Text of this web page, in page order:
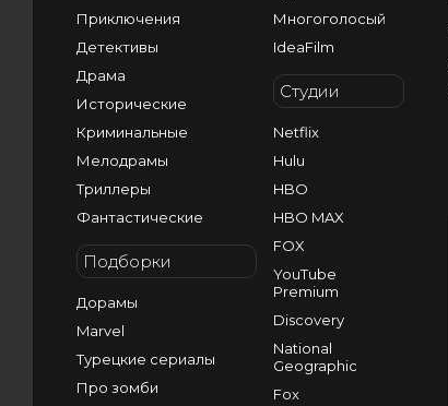
Приключения
Детективы
Драма
Исторические
Криминальные
Мелодрамы
Триллеры
Фантастические
Подборки
Дорамы
Marvel
Турецкие сериалы
Про зомби
Многоголосый
IdeaFilm
Студии
Netflix
Hulu
HBO
HBO MAX
FOX
YouTube
Premium
Discovery
National
Geographic
Fox